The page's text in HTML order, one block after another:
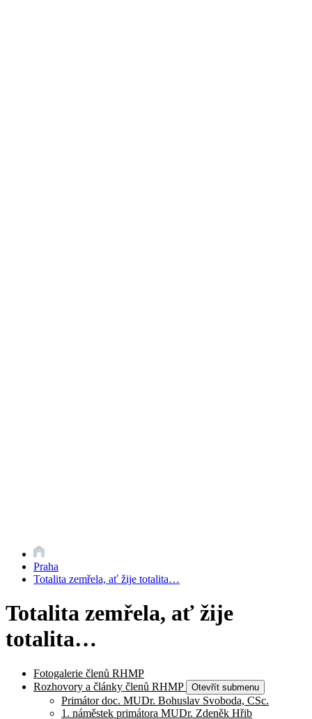
Praha
Totalita zemřela, ať žije totalita…
Totalita zemřela, ať žije
totalita…
Fotogalerie členů RHMP
Rozhovory a články členů RHMP
Otevřít submenu
Primátor doc. MUDr. Bohuslav Svoboda, CSc.
1. náměstek primátora MUDr. Zdeněk Hřib